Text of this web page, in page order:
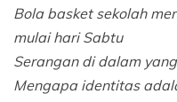
Bola basket sekolah
mulai hari Sabtu
Serangan di dalam
Mengapa identitas